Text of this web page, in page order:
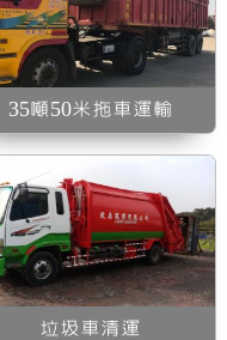
35噸50米拖車運輸
垃圾車清運